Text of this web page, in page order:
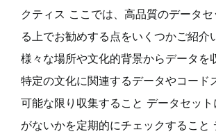
クティス ここでは、高品質のデータ
る上でお勧めする点をいくつかご紹介
様々な場所や文化的背景からデータを
特定の文化に関連するデータやコード
可能な限り収集すること データセッ
がないかを定期的にチェックすること